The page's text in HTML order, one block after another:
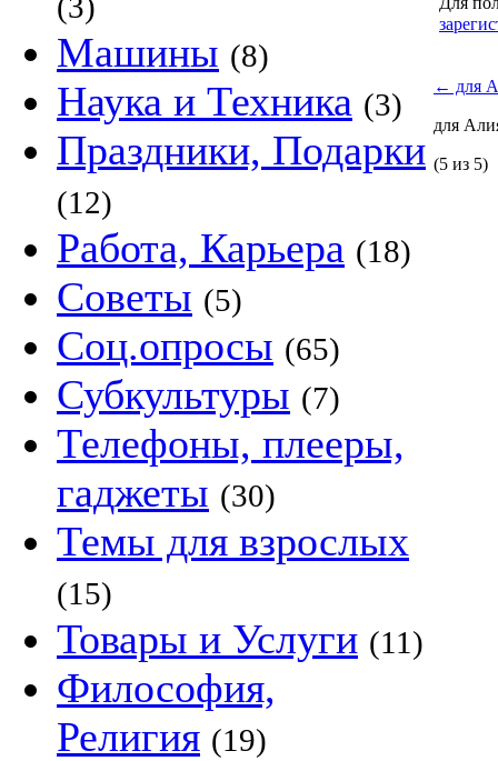
Машины (8)
Наука и Техника (3)
Праздники, Подарки
(12)
Работа, Карьера (18)
Советы (5)
Соц.опросы (65)
Субкультуры (7)
Телефоны, плееры,
гаджеты (30)
Темы для взрослых
(15)
Товары и Услуги (11)
Философия,
Религия (19)
← для
для
(5 из 5)